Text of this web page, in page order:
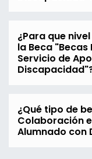
¿Para que
la Beca
Servicio de
¿Qué tipo de
Colaboración
Alumnado con